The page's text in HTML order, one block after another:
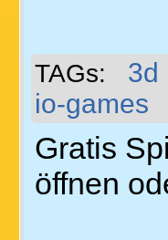
TAGs: 3d
io-games
Gratis
öffnen